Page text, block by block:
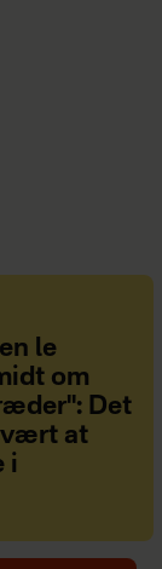
le
om
Det
at
i